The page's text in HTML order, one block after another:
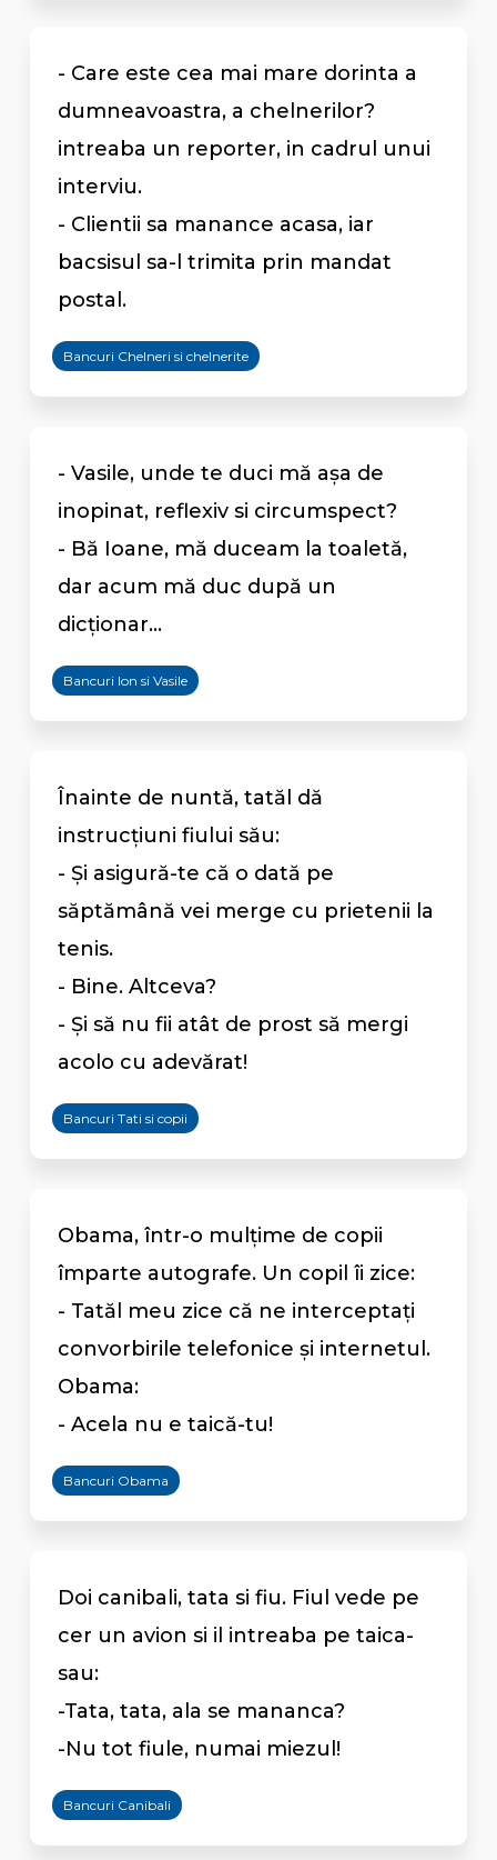
- Care este cea mai mare dorinta a
dumneavoastra, a chelnerilor?
intreaba un reporter, in cadrul unui
interviu.
- Clientii sa manance acasa, iar
bacsisul sa-l trimita prin mandat
postal.
Bancuri Chelneri si chelnerite
- Vasile, unde te duci mă așa de
inopinat, reflexiv si circumspect?
- Bă Ioane, mă duceam la toaletă,
dar acum mă duc după un
dicționar...
Bancuri Ion si Vasile
Înainte de nuntă, tatăl dă
instrucţiuni fiului său:
- Și asigură-te că o dată pe
săptămână vei merge cu prietenii la
tenis.
- Bine. Altceva?
- Şi să nu fii atât de prost să mergi
acolo cu adevărat!
Bancuri Tati si copii
Obama, într-o mulţime de copii
împarte autografe. Un copil îi zice:
- Tatăl meu zice că ne interceptaţi
convorbirile telefonice şi internetul.
Obama:
- Acela nu e taică-tu!
Bancuri Obama
Doi canibali, tata si fiu. Fiul vede pe
cer un avion si il intreaba pe taica-
sau:
-Tata, tata, ala se mananca?
-Nu tot fiule, numai miezul!
Bancuri Canibali